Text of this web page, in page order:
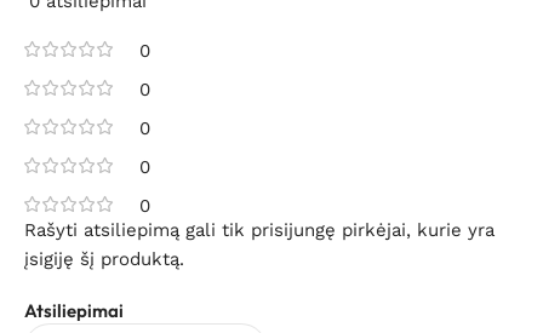
0
0
0
0
0
Atsiliepimai
Rašyti atsiliepimą gali tik prisijungę pirkėjai, kurie yra
įsigiję šį produktą.